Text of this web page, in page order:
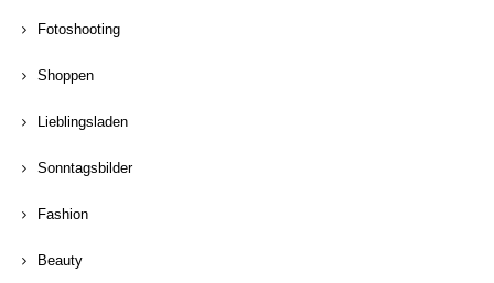
Fotoshooting
Shoppen
Lieblingsladen
Sonntagsbilder
Fashion
Beauty